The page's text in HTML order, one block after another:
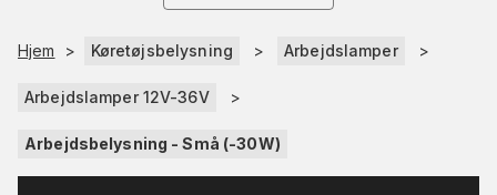
Hjem > Køretøjsbelysning > Arbejdslamper >
Arbejdslamper 12V-36V >
Arbejdsbelysning - Små (-30W)